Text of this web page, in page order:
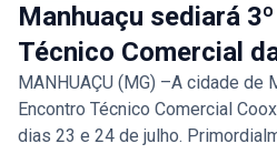
Manhuaçu sediará
Técnico Comercial
MANHUAÇU (MG) –A cidade de
Encontro Técnico Comercial
dias 23 e 24 de julho.